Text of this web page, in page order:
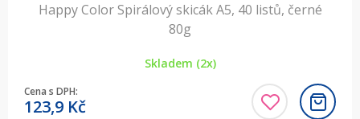
Happy Color Spirálový skicák A5, 40 listů, černé
80g
Skladem (2x)
Cena s DPH:
123,9 Kč